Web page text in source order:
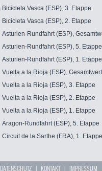
Bicicleta Vasca (ESP), 3. Etappe
Bicicleta Vasca (ESP), 2. Etappe
Asturien-Rundfahrt (ESP),
Asturien-Rundfahrt (ESP), 5. Etappe
Asturien-Rundfahrt (ESP), 1. Etappe
Vuelta a la Rioja (ESP),
Vuelta a la Rioja (ESP), 3. Etappe
Vuelta a la Rioja (ESP), 2. Etappe
Vuelta a la Rioja (ESP), 1. Etappe
Aragon-Rundfahrt (ESP), 5. Etappe
Circuit de la Sarthe (FRA), 1. Etappe
DATENSCHUTZ | KONTAKT| IMPRESSUM